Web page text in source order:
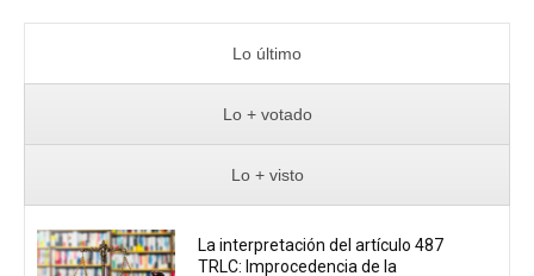
Lo último
Lo + votado
Lo + visto
La interpretación del artículo 487
TRLC: Improcedencia de la